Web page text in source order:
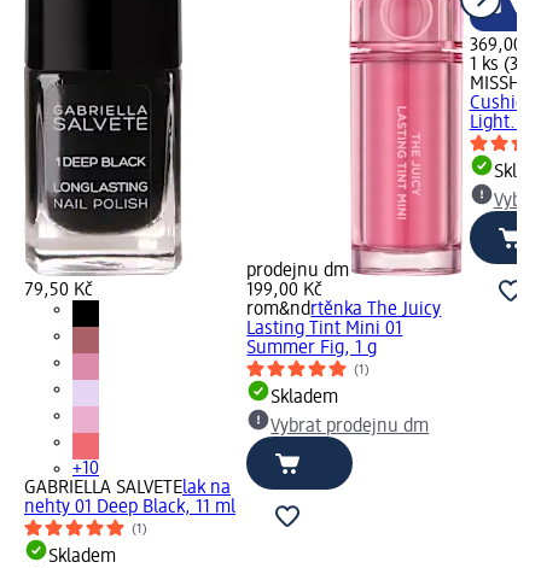
79,50 Kč
+10
GABRIELLA SALVETElak na
nehty 01 Deep Black, 11 ml
(1)
Skladem
prodejnu dm
199,00 Kč
rom&ndrtěnka The Juicy
Lasting Tint Mini 01
Summer Fig, 1 g
(1)
Skladem
Vybrat prodejnu dm
369,00
1 ks
MISSHA
Cushion
Light...,